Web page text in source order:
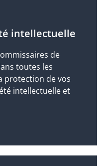
intellectuelle
de
toutes les
protection de vos
intellectuelle et